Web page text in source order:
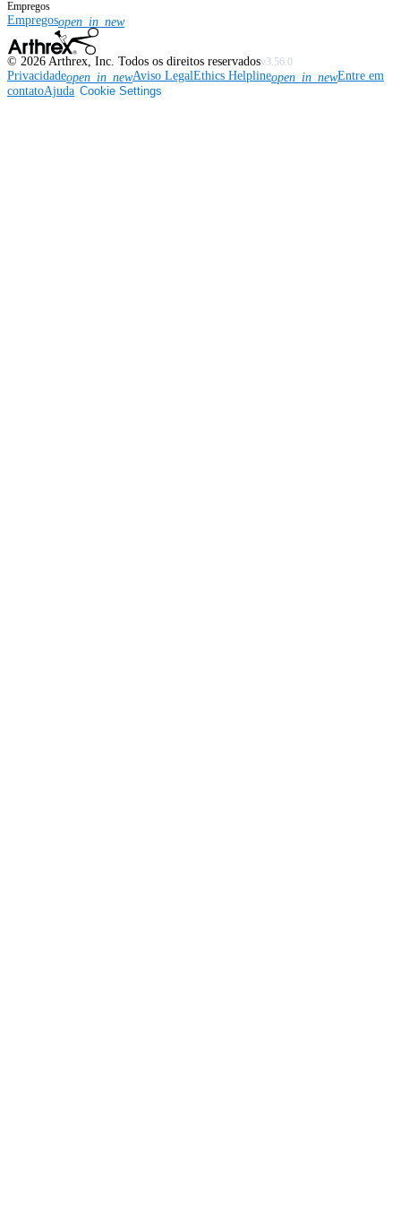
Empregos
Empregosopen_in_new
© 2026 Arthrex, Inc. Todos os direitos reservadosv3.56.0
Privacidadeopen_in_newAviso LegalEthics Helplineopen_in_newEntre em
contatoAjuda Cookie Settings